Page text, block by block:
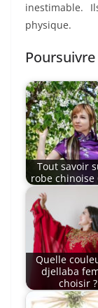
inestimable.
physique.
Tout savoir
robe chinoise
Quelle
djellaba
choisir ?